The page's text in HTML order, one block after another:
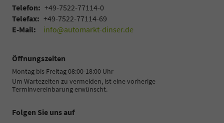
Telefon: +49-7522-77114-0
Telefax: +49-7522-77114-69
E-Mail:
info@automarkt-dinser.de
Öffnungszeiten
Montag bis Freitag 08:00-18:00 Uhr
Um Wartezeiten zu vermeiden, ist eine vorherige
Terminvereinbarung erwünscht.
Folgen Sie uns auf